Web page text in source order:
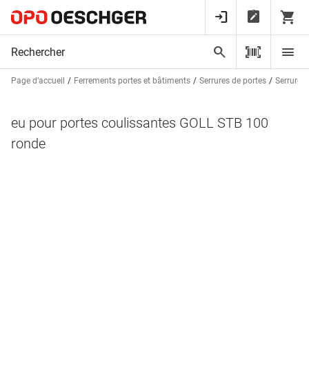
Page d’accueil Ferrements portes et bâtiments Serrures de portes
eu pour portes coulissantes GOLL STB 100
ronde